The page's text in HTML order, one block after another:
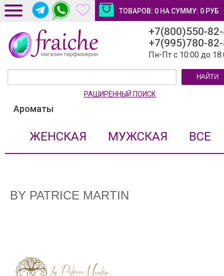
ТОВАРОВ: 0 НА СУММУ: 0 РУБ
ДОСТАВКА И ОПЛАТА
НОВОСТИ И СТАТЬИ
+7(800)550-
+7(995)780-
Пн-Пт с 10:00 до
НАЙТИ
РАШИРЕННЫЙ ПОИСК
Ароматы
ЖЕНСКАЯ МУЖСКАЯ ВСЕ
BY PATRICE MARTIN